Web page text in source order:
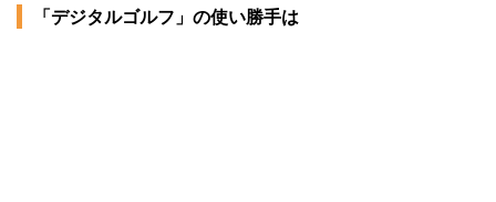
「デジタルゴルフ」の使い勝手は